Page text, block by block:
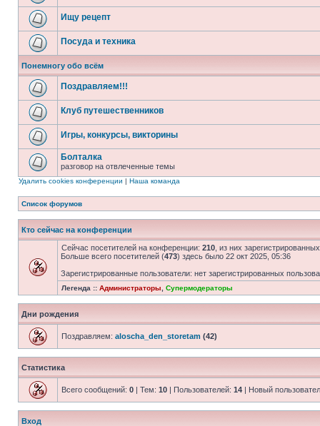
Ищу рецепт
Посуда и техника
Понемногу обо всём
Поздравляем!!!
Клуб путешественников
Игры, конкурсы, викторины
Болталка
разговор на отвлеченные темы
Удалить cookies конференции | Наша команда
Список форумов
Кто сейчас на конференции
Сейчас посетителей на конференции: 210 , из них
Больше всего посетителей (473) здесь было 22 окт 2025, 05:36
Зарегистрированные пользователи: нет зарегистрированных
Легенда :: Администраторы Супермодераторы
Дни рождения
Поздравляем: aloscha_den_storetam (42)
Статистика
Всего сообщений: 0 | Тем: 10 | Пользователей: 14 | Новый
Вход